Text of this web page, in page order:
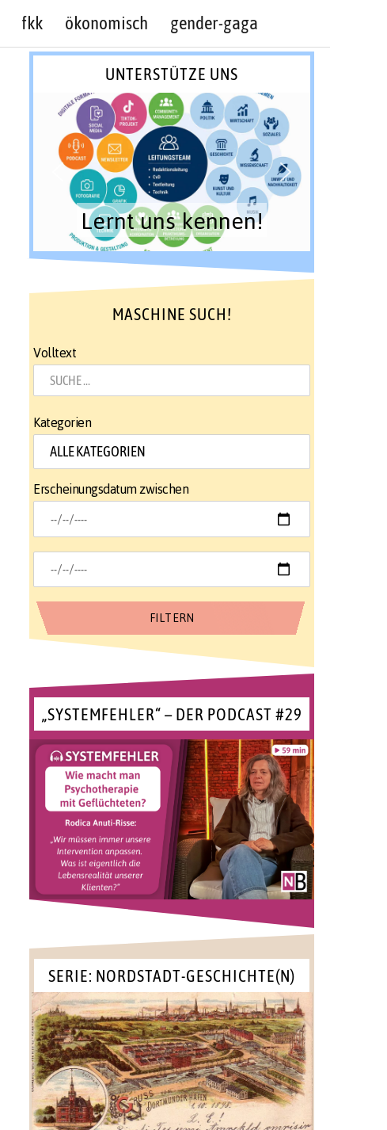
fkk ökonomisch gender-gaga
UNTERSTÜTZE UNS
Lernt uns kennen!
MASCHINE SUCH!
Volltext
Kategorien
Erscheinungsdatum zwischen
„SYSTEMFEHLER“ – DER PODCAST #29
SERIE: NORDSTADT-GESCHICHTE(N)